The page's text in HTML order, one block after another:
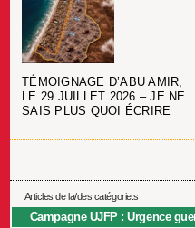
TÉMOIGNAGE D’ABU AMIR,
LE 29 JUILLET 2026 – JE NE
SAIS PLUS QUOI ÉCRIRE
Articles de la/des catégorie.s
Campagne UJFP : Urgence